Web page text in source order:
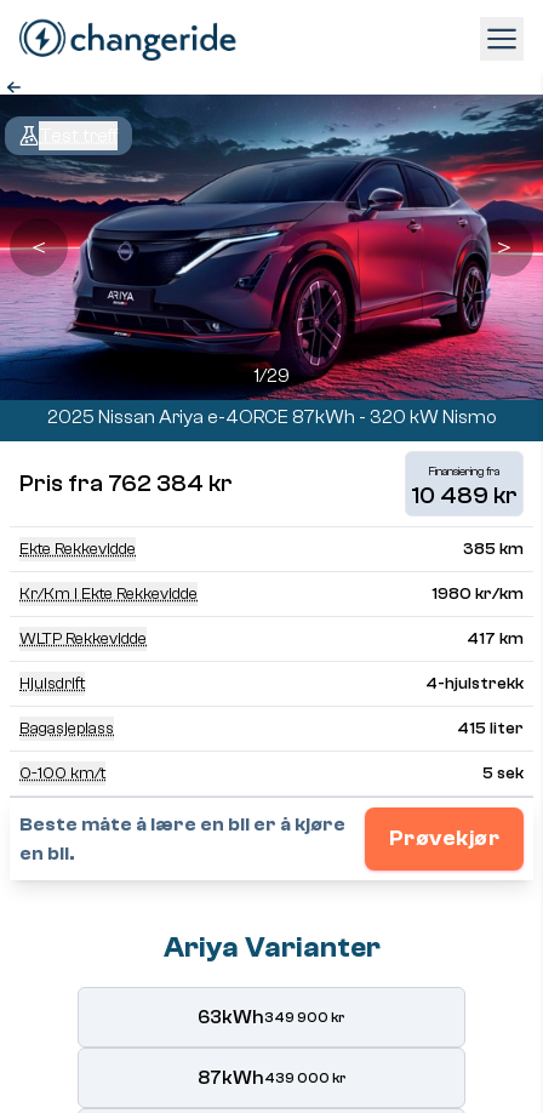
＜
1/29
＞
2025 Nissan Ariya e-4ORCE 87kWh - 320 kW Nismo
Pris fra 762 384 kr Finansiering fra
10 489 kr
Ekte Rekkevidde 385 km
Kr/km I Ekte Rekkevidde 1980 kr/km
WLTP Rekkevidde 417 km
Hjulsdrift 4-hjulstrekk
Bagasjeplass 415 liter
0-100 km/t 5 sek
Beste måte å lære en bil er å kjøre
en bil.
Prøvekjør
Ariya Varianter
63kWh349 900 kr
87kWh439 000 kr